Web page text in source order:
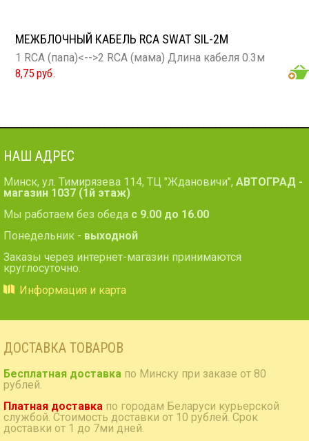
МЕЖБЛОЧНЫЙ КАБЕЛЬ RCA SWAT SIL-2M
1 RCA (папа)<-->2 RCA (мама) Длина кабеля 0.3м
8,75 руб.
НАШ АДРЕС
Минск, ул. Тимирязева 114, ТЦ "Ждановичи", АВТОГРАД -
магазин 1037 (1й этаж)
Мы работаем без обеда с 9.00 до 16.00
Понедельник - выходной
Заказы через интернет-магазин принимаются
круглосуточно.
Информация и карта
ДОСТАВКА ТОВАРОВ
Бесплатная доставка по Минску при заказе от 80
рублей.
Платная доставка по городам Беларуси курьерской
службой. Стоимость доставки от 10 рублей. Срок
доставки от 1 до 7ми дней.